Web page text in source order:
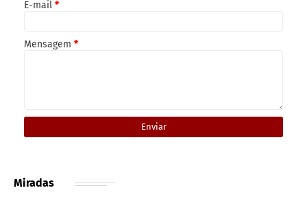
E-mail *
Mensagem *
Miradas